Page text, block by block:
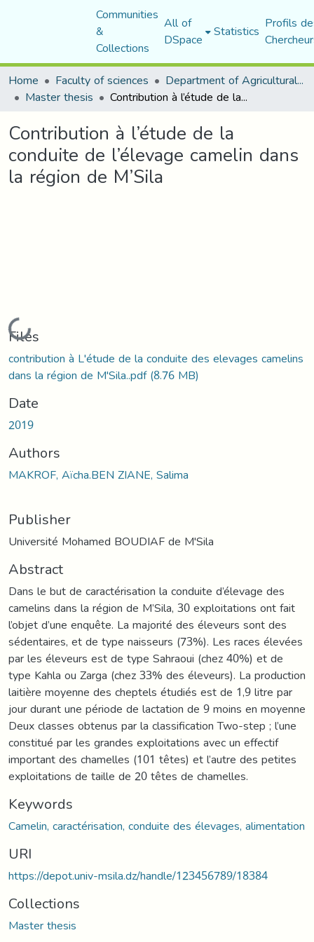
Communities
&
Collections
All of
DSpace Statistics Profils
Home
Faculty of sciences Department of Agricultural Sciences
Master thesis Contribution à l’étude de la conduite de l’élevage camelin dans la région de M’Sila
Contribution à l’étude de la
conduite de l’élevage camelin dans
la région de M’Sila
Loading...
Files
contribution à L'étude de la conduite des elevages camelins
dans la région de M'Sila..pdf(8.76 MB)
Date
2019
Authors
MAKROF, Aïcha.BEN ZIANE, Salima
Publisher
Université Mohamed BOUDIAF de M'Sila
Abstract
Dans le but de caractérisation la conduite d’élevage des
camelins dans la région de M’Sila, 30 exploitations ont fait
l’objet d’une enquête. La majorité des éleveurs sont des
sédentaires, et de type naisseurs (73%). Les races élevées
par les éleveurs est de type Sahraoui (chez 40%) et de
type Kahla ou Zarga (chez 33% des éleveurs). La production
laitière moyenne des cheptels étudiés est de 1,9 litre par
jour durant une période de lactation de 9 moins en moyenne
Deux classes obtenus par la classification Two-step ; l’une
constitué par les grandes exploitations avec un effectif
important des chamelles (101 têtes) et l’autre des petites
exploitations de taille de 20 têtes de chamelles.
Keywords
Camelin, caractérisation, conduite des élevages, alimentation
URI
https://depot.univ-msila.dz/handle/123456789/18384
Collections
Master thesis